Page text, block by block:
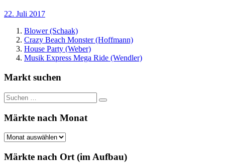
22. Juli 2017
Blower (Schaak)
Crazy Beach Monster (Hoffmann)
House Party (Weber)
Musik Express Mega Ride (Wendler)
Markt suchen
Suchen
nach:
Suchen
Märkte nach Monat
Märkte
Monat
Märkte nach Ort (im Aufbau)